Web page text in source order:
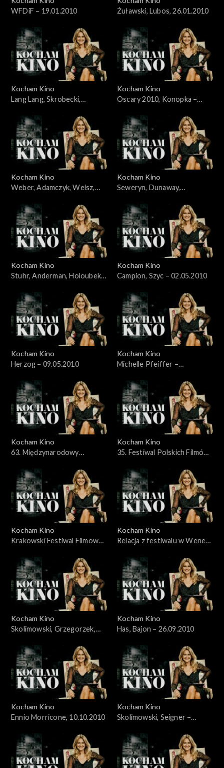
WFDiF – 19.01.2010
Żuławski, Lubos, 26.01.2010
Kocham Kino
Lang Lang, Skrobecki,
Kocham Kino
Oscary 2010, Konopka –
Kocham Kino
Weber, Adamczyk, Weisz,
Kocham Kino
Seweryn, Dunaway,
Kocham Kino
Stuhr, Anderman, Holoubek –
Kocham Kino
Campion, Szyc – 02.05.2010
Kocham Kino
Herzog – 09.05.2010
Kocham Kino
Michelle Pfeiffer –
Kocham Kino
63. Międzynarodowy
2010 - 23.05.2010
Kocham Kino
35. Festiwal Polskich Filmów
Kocham Kino
Krakowski Festiwal Filmowy
Kocham Kino
Relacja z festiwalu w Wenecji
Kocham Kino
Skolimowski, Grzegorzek,
Kocham Kino
Has, Bajon – 26.09.2010
Kocham Kino
Ennio Morricone, 10.10.2010
Kocham Kino
Skolimowski, Seigner –